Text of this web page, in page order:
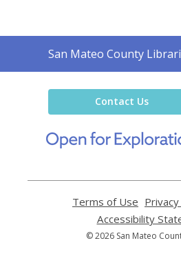
Contact
the
San Mateo County
Contact Us
Terms of Use
opens
a
new
Accessibility
© 2026 San Mateo